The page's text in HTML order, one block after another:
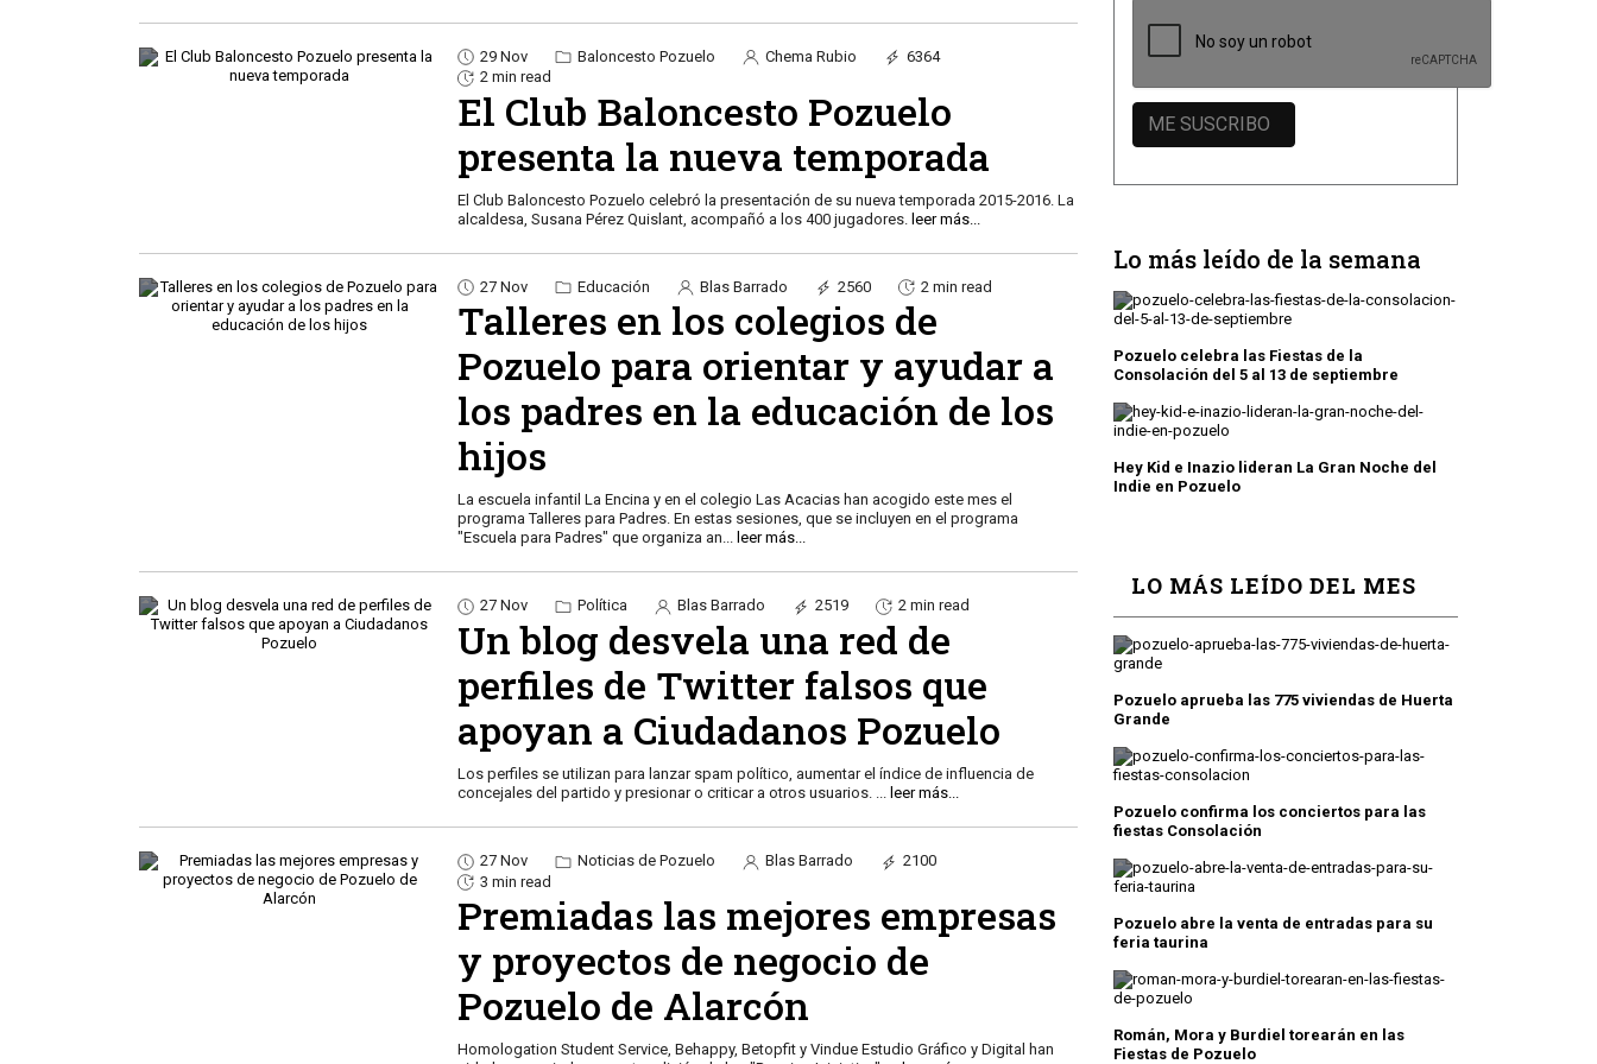
29 Nov Baloncesto Pozuelo Chema Rubio
6364
2 min read
El Club Baloncesto Pozuelo
presenta la nueva temporada
El Club Baloncesto Pozuelo celebró la presentación de su nueva temporada 2015-2016. La
alcaldesa, Susana Pérez Quislant, acompañó a los 400 jugadores. leer más...
27 Nov Educación Blas Barrado 2560 2 min read
Talleres en los colegios de
Pozuelo para orientar y ayudar a
los padres en la educación de los
hijos
La escuela infantil La Encina y en el colegio Las Acacias han acogido este mes el
programa Talleres para Padres. En estas sesiones, que se incluyen en el programa
"Escuela para Padres" que organiza an... leer más...
27 Nov Política Blas Barrado 2519 2 min read
Un blog desvela una red de
perfiles de Twitter falsos que
apoyan a Ciudadanos Pozuelo
Los perfiles se utilizan para lanzar spam político, aumentar el índice de influencia de
concejales del partido y presionar o criticar a otros usuarios. ... leer más...
27 Nov Noticias de Pozuelo Blas Barrado
2100
3 min read
Premiadas las mejores empresas
y proyectos de negocio de
Pozuelo de Alarcón
Homologation Student Service, Behappy, Betopfit y Vindue Estudio Gráfico y Digital han
Lo más leído de la semana
Pozuelo celebra las Fiestas de la
Consolación del 5 al 13 de septiembre
Hey Kid e Inazio lideran La Gran Noche del
Indie en Pozuelo
LO MÁS LEÍDO DEL MES
Pozuelo aprueba las 775 viviendas de Huerta
Grande
Pozuelo confirma los conciertos para las
fiestas Consolación
Pozuelo abre la venta de entradas para su
feria taurina
Román, Mora y Burdiel torearán en las
Fiestas de Pozuelo